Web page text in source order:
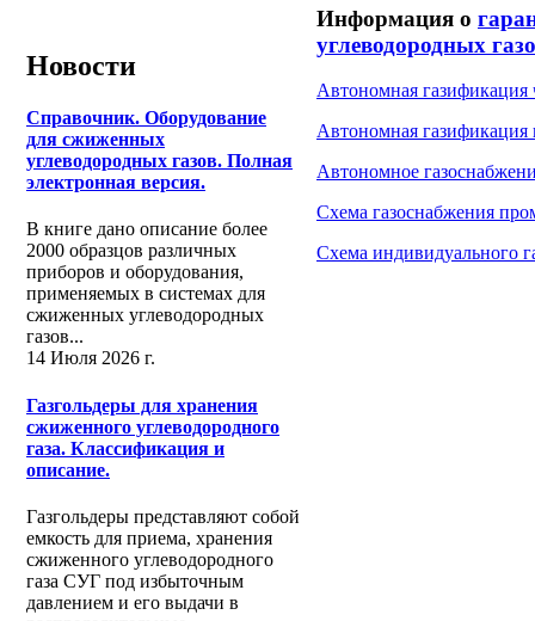
Новости
Справочник. Оборудование
для сжиженных
углеводородных газов. Полная
электронная версия.
В книге дано описание более
2000 образцов различных
приборов и оборудования,
применяемых в системах для
сжиженных углеводородных
газов...
14 Июля 2026 г.
Газгольдеры для хранения
сжиженного углеводородного
газа. Классификация и
описание.
Газгольдеры представляют собой
емкость для приема, хранения
сжиженного углеводородного
газа СУГ под избыточным
давлением и его выдачи в
Информация о
углеводородных
Автономная газификация
Автономная газификация
Автономное
Схема газоснабжения
Схема индивидуального